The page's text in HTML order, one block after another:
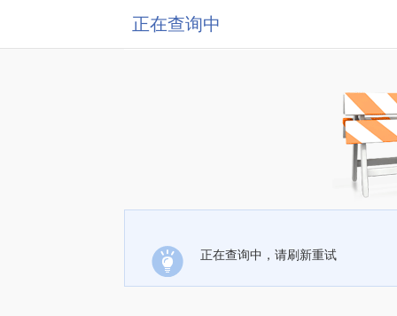
正在查询中
正在查询中，请刷新重试